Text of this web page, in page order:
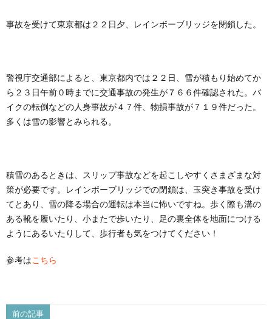
事故を受けて東京都は２２日夕、レインボーブリッジを閉鎖した。
警視庁交通部によると、東京都内では２２日、雪が積もり始めてか
ら２３日午前０時までに交通事故の発生が７６６件確認された。バ
イクの転倒などの人身事故が４７件、物損事故が７１９件だった。
多くは雪の影響とみられる。
積雪のあるときは、スリップ事故などを起こしやすくさまざまな対
策が必要です。レインボーブリッジでの閉鎖は、玉突き事故を受け
てとあり、雪の降る場合の運転は本当に怖いですね。歩く際も溝の
ある靴を履いたり、小またで歩いたり、足の裏全体を地面につける
ようにあるいたりして、歩行者も気をつけてください！
参考はこちら
前の記事